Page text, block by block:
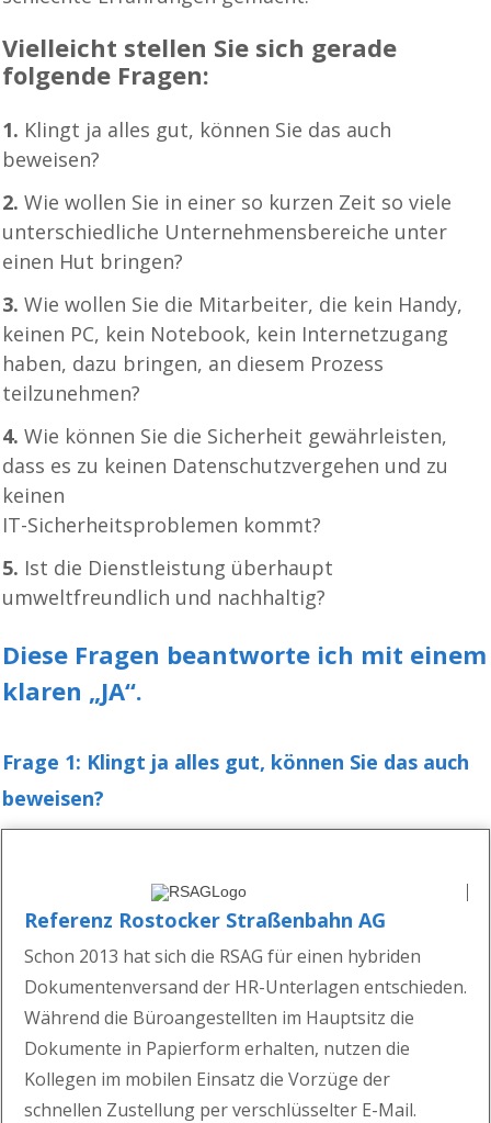
Vielleicht stellen Sie sich gerade
folgende Fragen:
1. Klingt ja alles gut, können Sie das auch
beweisen?
2. Wie wollen Sie in einer so kurzen Zeit so viele
unterschiedliche Unternehmensbereiche unter
einen Hut bringen?
3. Wie wollen Sie die Mitarbeiter, die kein Handy,
keinen PC, kein Notebook, kein Internetzugang
haben, dazu bringen, an diesem Prozess
teilzunehmen?
4. Wie können Sie die Sicherheit gewährleisten,
dass es zu keinen Datenschutzvergehen und zu
keinen
IT-Sicherheitsproblemen kommt?
5. Ist die Dienstleistung überhaupt
umweltfreundlich und nachhaltig?
Diese Fragen beantworte ich mit einem
klaren „JA“.
Frage 1: Klingt ja alles gut, können Sie das auch
beweisen?
Referenz Rostocker Straßenbahn AG
Schon 2013 hat sich die RSAG für einen hybriden
Dokumentenversand der HR-Unterlagen entschieden.
Während die Büroangestellten im Hauptsitz die
Dokumente in Papierform erhalten, nutzen die
Kollegen im mobilen Einsatz die Vorzüge der
schnellen Zustellung per verschlüsselter E-Mail.